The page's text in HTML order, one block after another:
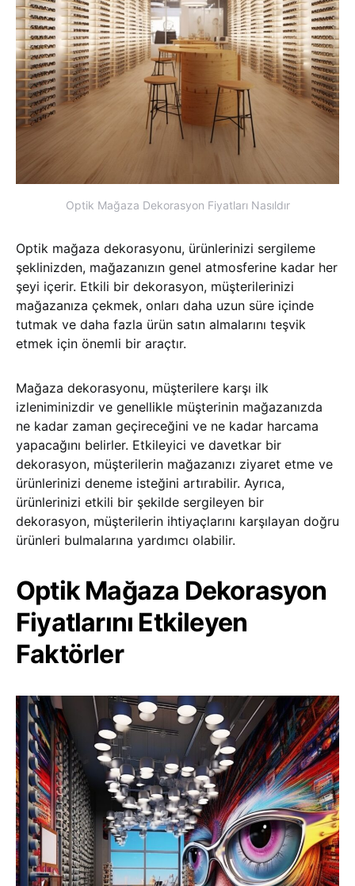
Optik Mağaza Dekorasyon Fiyatları Nasıldır
Optik mağaza dekorasyonu, ürünlerinizi sergileme
şeklinizden, mağazanızın genel atmosferine kadar her
şeyi içerir. Etkili bir dekorasyon, müşterilerinizi
mağazanıza çekmek, onları daha uzun süre içinde
tutmak ve daha fazla ürün satın almalarını teşvik
etmek için önemli bir araçtır.
Mağaza dekorasyonu, müşterilere karşı ilk
izleniminizdir ve genellikle müşterinin mağazanızda
ne kadar zaman geçireceğini ve ne kadar harcama
yapacağını belirler. Etkileyici ve davetkar bir
dekorasyon, müşterilerin mağazanızı ziyaret etme ve
ürünlerinizi deneme isteğini artırabilir. Ayrıca,
ürünlerinizi etkili bir şekilde sergileyen bir
dekorasyon, müşterilerin ihtiyaçlarını karşılayan doğru
ürünleri bulmalarına yardımcı olabilir.
Optik Mağaza Dekorasyon
Fiyatlarını Etkileyen
Faktörler